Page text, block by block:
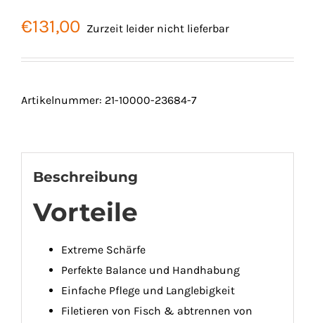
€131,00 Zurzeit leider nicht lieferbar
Artikelnummer: 21-10000-23684-7
Beschreibung
Vorteile
Extreme Schärfe
Perfekte Balance und Handhabung
Einfache Pflege und Langlebigkeit
Filetieren von Fisch & abtrennen von